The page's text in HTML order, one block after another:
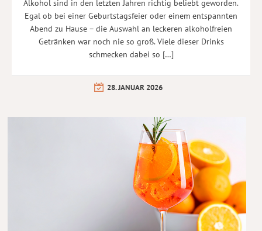
Alkohol sind in den letzten Jahren richtig beliebt geworden.
Egal ob bei einer Geburtstagsfeier oder einem entspannten
Abend zu Hause – die Auswahl an leckeren alkoholfreien
Getränken war noch nie so groß. Viele dieser Drinks
schmecken dabei so […]
28. JANUAR 2026